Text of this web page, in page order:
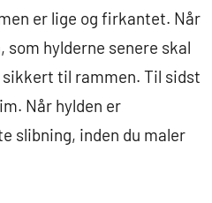
er lige og firkantet. Når
hylderne senere skal
til rammen. Til sidst
Når hylden er
slibning, inden du maler